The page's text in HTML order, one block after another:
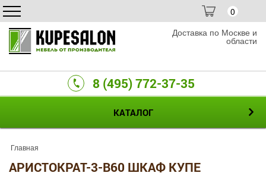
0
Доставка по Москве и
области
8 (495) 772-37-35
КАТАЛОГ
Главная
АРИСТОКРАТ-3-B60 ШКАФ КУПЕ